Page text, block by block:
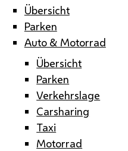
Übersicht
Parken
Auto & Motorrad
Übersicht
Parken
Verkehrslage
Carsharing
Taxi
Motorrad